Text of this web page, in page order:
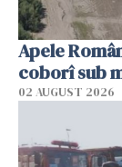
Apele
coborî sub
02 AUGUST 2026